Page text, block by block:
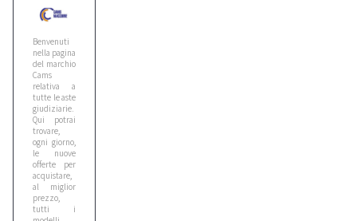
Biesse
Bitelli
10
Bmw
5
Bobcat
Benvenuti
nella pagina
del marchio
Cams
relativa a
tutte le aste
giudiziarie.
Qui potrai
trovare,
ogni giorno,
le nuove
offerte per
acquistare,
al miglior
prezzo,
tutti i